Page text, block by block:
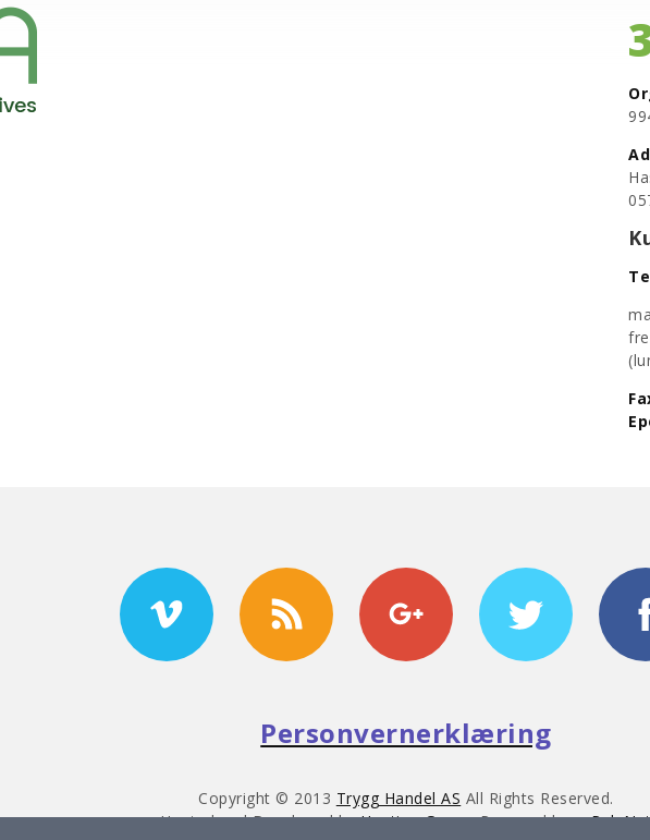
Personvernerklæring
Copyright © 2013 Trygg Handel AS All Rights Reserved.
Hosted and Developed byHosting-Group.Powered by